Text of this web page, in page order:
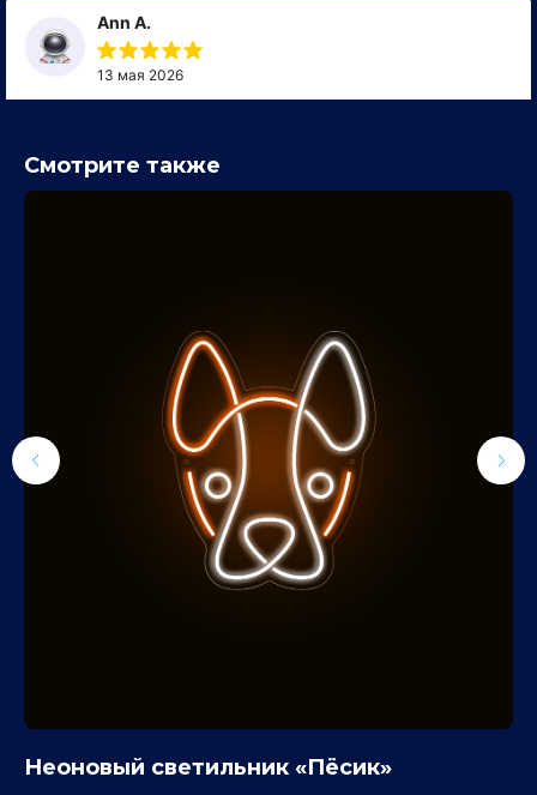
Смотрите также
Неоновый светильник «Пёсик»